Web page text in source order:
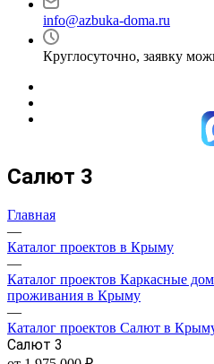
info@azbuka-doma.ru
Круглосуточно, заявку
Салют 3
Главная
—
Каталог проектов в Крыму
—
Каталог проектов Каркасные
проживания в Крыму
—
Каталог проектов Салют в
Салют 3